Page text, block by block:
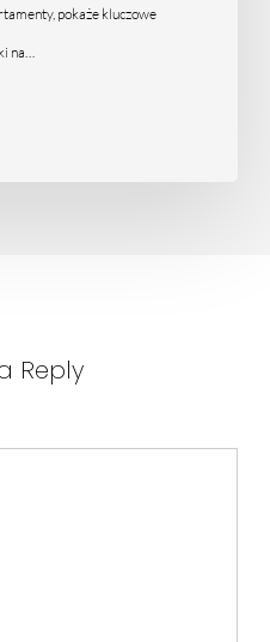
pokaże kluczowe
na…
Reply